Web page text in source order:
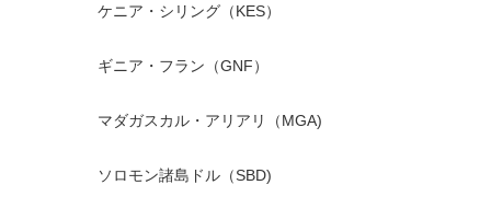
ケニア・シリング（KES）
ギニア・フラン（GNF）
マダガスカル・アリアリ（MGA)
ソロモン諸島ドル（SBD)